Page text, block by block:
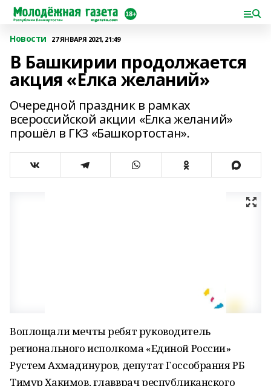
Новости 27 ЯНВАРЯ 2021, 21:49
В Башкирии продолжается
акция «Елка желаний»
Очередной праздник в рамках
всероссийской акции «Елка желаний»
прошёл в ГКЗ «Башкортостан».
Воплощали мечты ребят руководитель
регионального исполкома «Единой России»
Рустем Ахмадинуров, депутат Госсобрания РБ
Тимур Хакимов, главврач республиканского